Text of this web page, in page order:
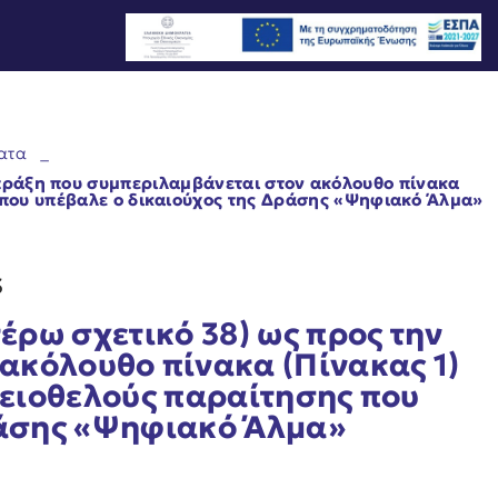
που συμπεριλαμβάνεται στον ακόλουθο πίνακα
υπέβαλε ο δικαιούχος της Δράσης «Ψηφιακό Άλμα»
σχετικό 38) ως προς την
πίνακα (Πίνακας 1)
παραίτησης που
«Ψηφιακό Άλμα»